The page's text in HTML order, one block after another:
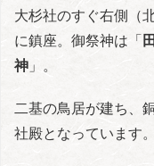
大杉社のすぐ右側（
に鎮座。御祭神は「
神 」。
二基の鳥居が建ち、
社殿となっています。